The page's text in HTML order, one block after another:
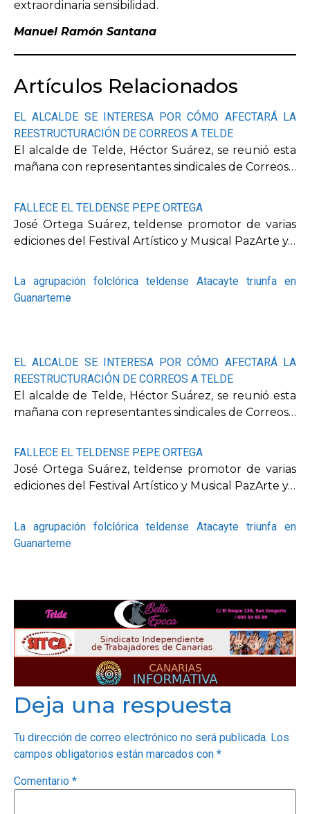
extraordinaria sensibilidad.
Manuel Ramón Santana
Artículos Relacionados
EL ALCALDE SE INTERESA POR CÓMO AFECTARÁ LA
REESTRUCTURACIÓN DE CORREOS A TELDE
El alcalde de Telde, Héctor Suárez, se reunió esta
mañana con representantes sindicales de Correos…
FALLECE EL TELDENSE PEPE ORTEGA
José Ortega Suárez, teldense promotor de varias
ediciones del Festival Artístico y Musical PazArte y…
La agrupación folclórica teldense Atacayte triunfa en
Guanarteme
EL ALCALDE SE INTERESA POR CÓMO AFECTARÁ LA
REESTRUCTURACIÓN DE CORREOS A TELDE
El alcalde de Telde, Héctor Suárez, se reunió esta
mañana con representantes sindicales de Correos…
FALLECE EL TELDENSE PEPE ORTEGA
José Ortega Suárez, teldense promotor de varias
ediciones del Festival Artístico y Musical PazArte y…
La agrupación folclórica teldense Atacayte triunfa en
Guanarteme
Deja una respuesta
Tu dirección de correo electrónico no será publicada. Los
campos obligatorios están marcados con *
Comentario *